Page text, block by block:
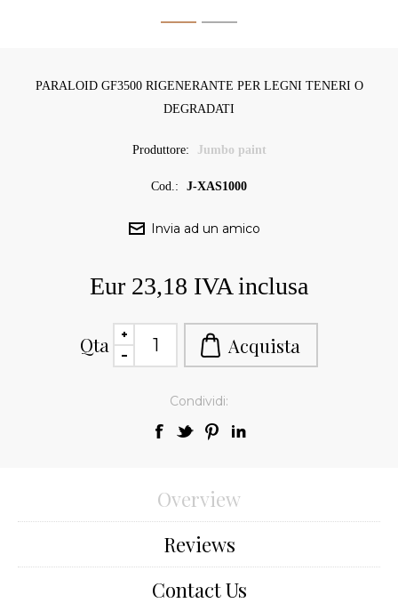
PARALOID GF3500 RIGENERANTE PER LEGNI TENERI O
DEGRADATI
Produttore: Jumbo paint
Cod.: J-XAS1000
Eur 23,18 IVA inclusa
Qta
Condividi:
Overview
Reviews
Contact Us